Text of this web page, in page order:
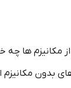
از مکانیزم ها
بدون